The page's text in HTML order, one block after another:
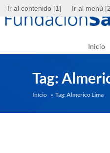
Ir al contenido [1] Ir al menú
Inicio
Tag:
Início » Tag:Almerico Lima